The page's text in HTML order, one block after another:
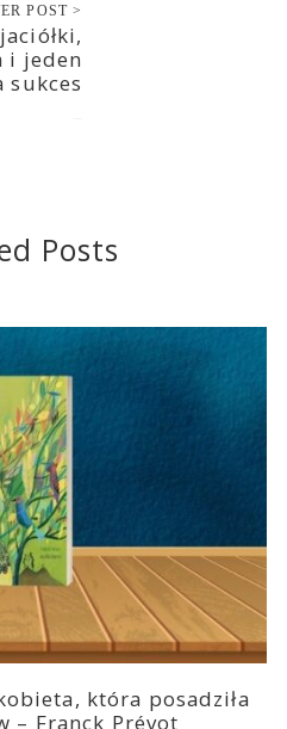
POST >
i jeden
sukces
Posts
która posadziła
– Franck Prévot